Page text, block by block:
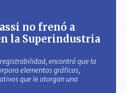
no frenó a
la Superindustria
registrabilidad, encontró que la
elementos gráficos,
que le otorgan una